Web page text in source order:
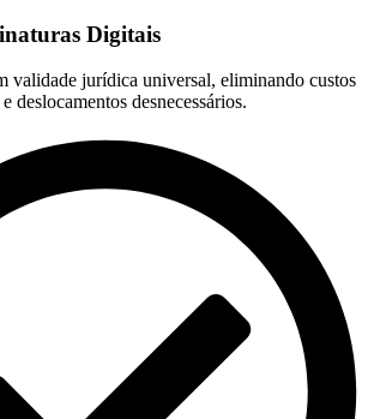
Digitais
validade jurídica universal, eliminando custos
deslocamentos desnecessários.